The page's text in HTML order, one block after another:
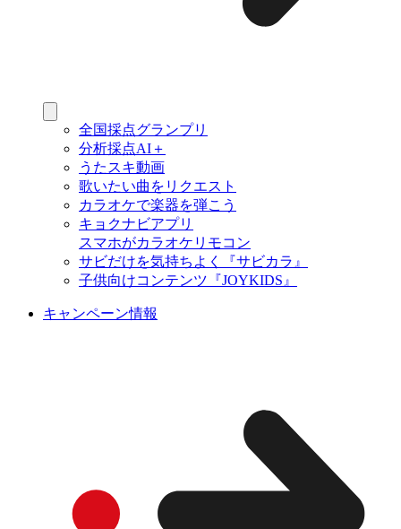
全国採点グランプリ
分析採点AI＋
うたスキ動画
歌いたい曲をリクエスト
カラオケで楽器を弾こう
キョクナビアプリ
スマホがカラオケリモコン
サビだけを気持ちよく『サビカラ』
子供向けコンテンツ『JOYKIDS』
キャンペーン情報